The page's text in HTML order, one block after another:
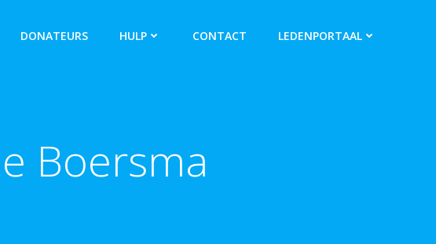
DONATEURS HULP CONTACT LEDENPORTAAL
Boersma